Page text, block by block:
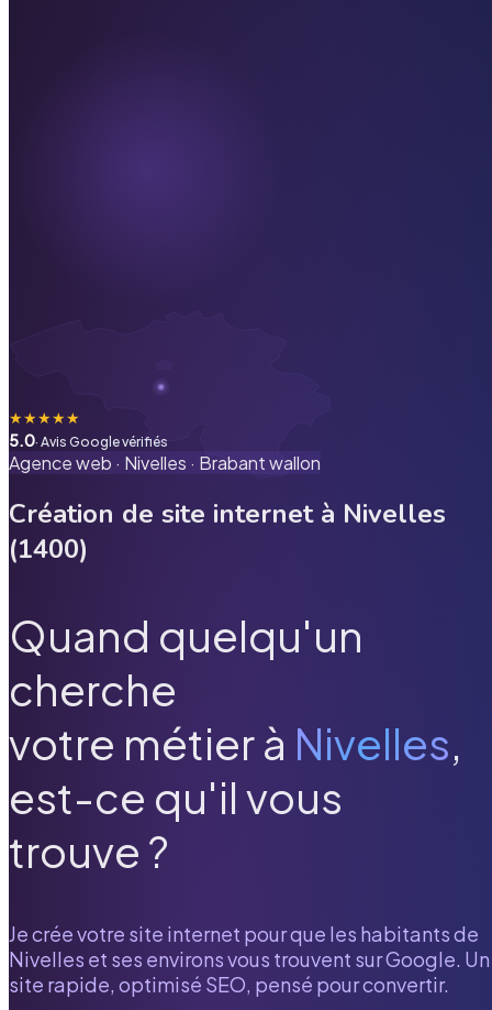
★★★★★
5.0· Avis Google vérifiés
Agence web · Nivelles · Brabant wallon
Création de site internet à Nivelles
(1400)
Quand quelqu'un
cherche
votre métier à Nivelles,
est-ce qu'il vous
trouve ?
Je crée votre site internet pour que les habitants de
Nivelles et ses environs vous trouvent sur Google. Un
site rapide, optimisé SEO, pensé pour convertir.